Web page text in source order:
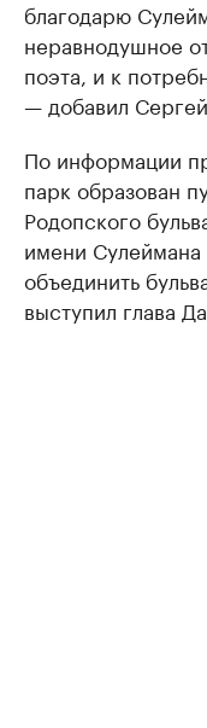
благодарю
неравнодушное
поэта, и к
— добавил
По информации
парк образован
Родопского
имени
объединить
выступил глава